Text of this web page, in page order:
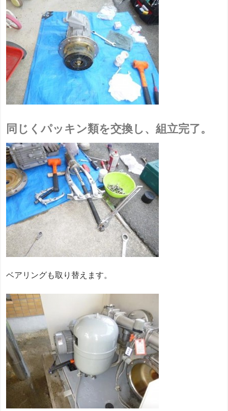
同じくパッキン類を交換し、組立完了。
ベアリングも取り替えます。